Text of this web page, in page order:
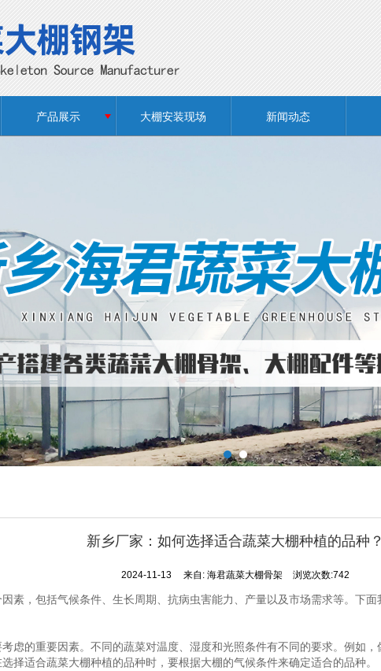
产品展示 大棚安装现场 新闻动态
新乡厂家：如何选择适合蔬菜大棚种植的品种？
2024-11-13 来自: 海君蔬菜大棚骨架 浏览次数:742
素，包括气候条件、生长周期、抗病虫害能力、产量以及市场需求等。下面
虑的重要因素。不同的蔬菜对温度、湿度和光照条件有不同的要求。例如
择适合蔬菜大棚种植的品种时，要根据大棚的气候条件来确定适合的品种。